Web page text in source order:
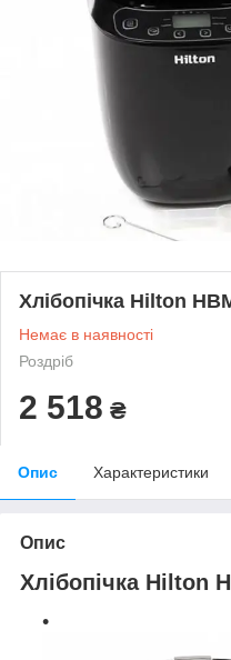
Хлібопічка Hilton
Немає в наявності
Роздріб
2 518 ₴
Опис Характеристики
Опис
Хлібопічка Hilton